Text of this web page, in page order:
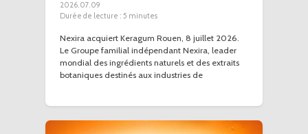
2026.07.09
5 minutes
Nexira acquiert Keragum Rouen, 8 juillet 2026.
Le Groupe familial indépendant Nexira, leader
mondial des ingrédients naturels et des extraits
botaniques destinés aux industries de